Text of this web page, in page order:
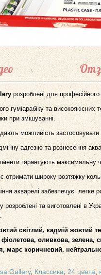
розроблені для
гуміарабіку та
при змішуванні.
можливість
адгезію та рознесення
гарантують максимальну
отримати широку розтяжку
акварелі забезпечує
та виготовлені в
світлий, кадмій жовтий
оливкова, зелена,
марс коричневий,
Gallery, Классика,24 цвета,